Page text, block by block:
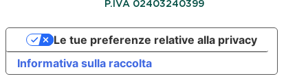
P.IVA 02403240399
Informativa sulla raccolta
Le tue preferenze relative alla privacy